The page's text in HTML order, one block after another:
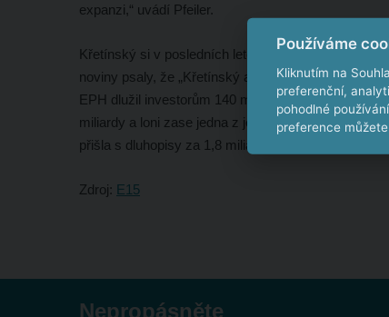
expanzi,“ uvádí Pfeiler.
Křetínský si v posledních letech dluhopisy hodně
noviny psaly, že „Křetínský aspiruje na titul
EPH dlužil investorům 140 miliard. V roce 2018
miliardy a loni zase jedna z jeho dceřiných
přišla s dluhopisy za 1,8 miliardy.
Zdroj: E15
Nepropásněte
Používáme
Kliknutím na
preferenční,
pohodlné
preference